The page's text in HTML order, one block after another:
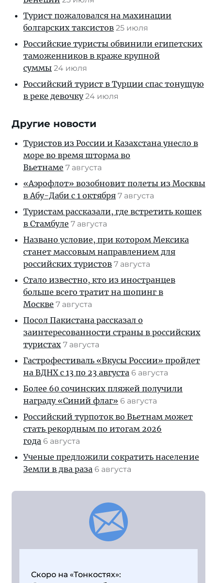
Турист пожаловался на махинации
болгарских таксистов 25 июля
Российские туристы обвинили египетских
таможенников в краже крупной
суммы 24 июля
Российский турист в Турции спас тонущую
в реке девочку 24 июля
Другие новости
Туристов из России и Казахстана унесло в
море во время шторма во
Вьетнаме 7 августа
«Аэрофлот» возобновит полеты из Москвы
в Абу-Даби с 1 октября 7 августа
Туристам рассказали, где встретить кошек
в Стамбуле 7 августа
Названо условие, при котором Мексика
станет массовым направлением для
российских туристов 7 августа
Стало известно, кто из иностранцев
больше всего тратит на шопинг в
Москве 7 августа
Посол Пакистана рассказал о
заинтересованности страны в российских
туристах 7 августа
Гастрофестиваль «Вкусы России» пройдет
на ВДНХ с 13 по 23 августа 6 августа
Более 60 сочинских пляжей получили
награду «Синий флаг» 6 августа
Российский турпоток во Вьетнам может
стать рекордным по итогам 2026
года 6 августа
Ученые предложили сократить население
Земли в два раза 6 августа
Скоро на «Тонкостях»: